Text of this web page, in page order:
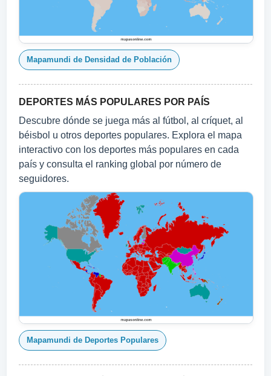
Mapamundi de Densidad de Población
DEPORTES MÁS POPULARES POR PAÍS
Descubre dónde se juega más al fútbol, al críquet, al
béisbol u otros deportes populares. Explora el mapa
interactivo con los deportes más populares en cada
país y consulta el ranking global por número de
seguidores.
Mapamundi de Deportes Populares